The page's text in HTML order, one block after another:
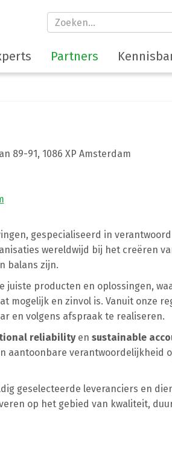
Partners
89-91, 1086 XP Amsterdam
gespecialiseerd in
wereldwijd bij het creëren
balans zijn.
producten en oplossingen,
en zinvol is. Vanuit onze
en volgens afspraak te realiseren.
reliabilityen sustainable
aantoonbare verantwoordelijkheid
geselecteerde leveranciers en
op het gebied van kwaliteit,